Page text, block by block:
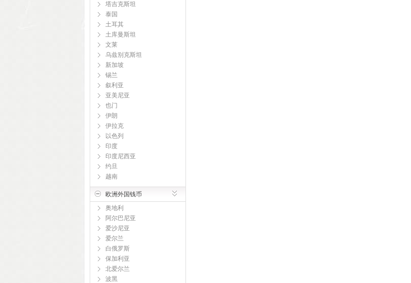
塔吉克斯坦
泰国
土耳其
土库曼斯坦
文莱
乌兹别克斯坦
新加坡
锡兰
叙利亚
亚美尼亚
也门
伊朗
伊拉克
以色列
印度
印度尼西亚
约旦
越南
欧洲外国钱币
奥地利
阿尔巴尼亚
爱沙尼亚
爱尔兰
白俄罗斯
保加利亚
北爱尔兰
波黑